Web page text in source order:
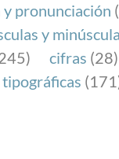
y pronunciación
y
cifras (28)
tipográficas